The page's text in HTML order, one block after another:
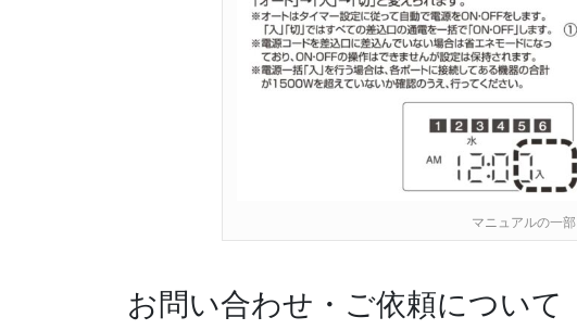
マニュアルの一部
お問い合わせ・ご依頼について